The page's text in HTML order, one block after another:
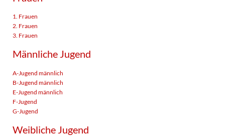
1. Frauen
2. Frauen
3. Frauen
Männliche Jugend
A-Jugend männlich
B-Jugend männlich
E-Jugend männlich
F-Jugend
G-Jugend
Weibliche Jugend